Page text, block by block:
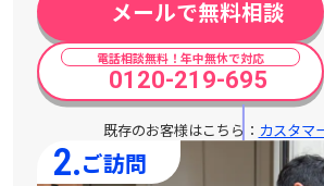
メールで無料相談
電話相談無料！年中無休で対応
0120-219-695
既存のお客様はこちら： カスタマ
2.ご訪問